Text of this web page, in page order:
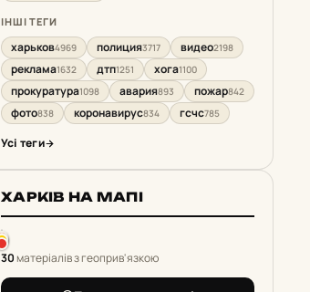
ІНШІ ТЕГИ
харьков4969 полиция3717 видео2198
реклама1632 дтп1251 хога1100
прокуратура1098 авария893 пожар842
фото838 коронавирус834 гсчс785
Усі теги
ХАРКІВ НА МАПІ
30матеріалів з геоприв'язкою